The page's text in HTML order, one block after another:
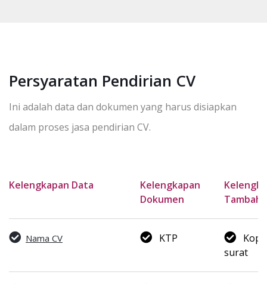
Persyaratan Pendirian CV
Ini adalah data dan dokumen yang harus disiapkan
dalam proses jasa pendirian CV.
Kelengkapan Data
Kelengkapan
Dokumen
Nama CV KTP
Kop
surat